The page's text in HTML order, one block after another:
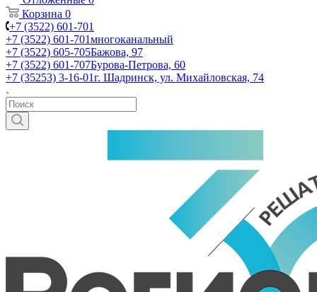
Корзина 0
+7 (3522) 601-701
+7 (3522) 601-701многоканальный
+7 (3522) 605-705Бажова, 97
+7 (3522) 601-707Бурова-Петрова, 60
+7 (35253) 3-16-01г. Шадринск, ул. Михайловская, 74